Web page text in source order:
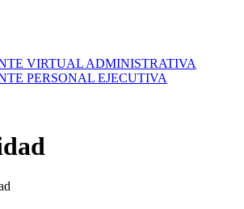
VIRTUAL ADMINISTRATIVA
PERSONAL EJECUTIVA